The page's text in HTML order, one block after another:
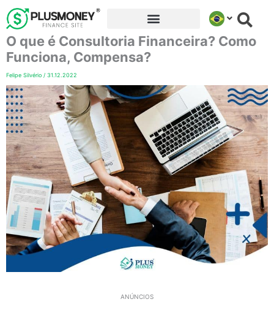
para
conteúdo
O que é Consultoria Financeira? Como
Funciona, Compensa?
Felipe Silvério / 31.12.2022
ANÚNCIOS